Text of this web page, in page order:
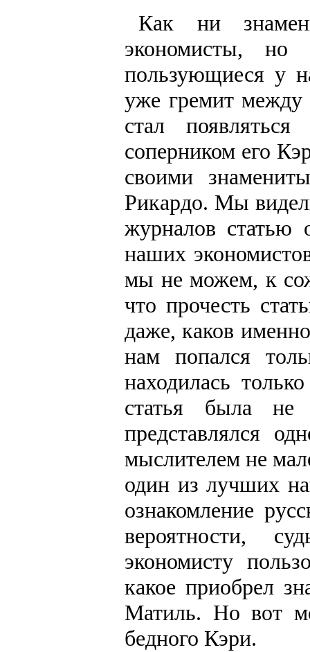
Как ни
экономисты,
пользующиеся у
уже гремит между
стал
соперником его
своими
Рикардо. Мы
журналов
наших
мы не можем, к
что прочесть
даже, каков
нам попался
находилась
статья была не
представлялся
мыслителем не
один из лучших
ознакомление
вероятности,
экономисту
какое приобрел
Матиль. Но вот
бедного Кэри.